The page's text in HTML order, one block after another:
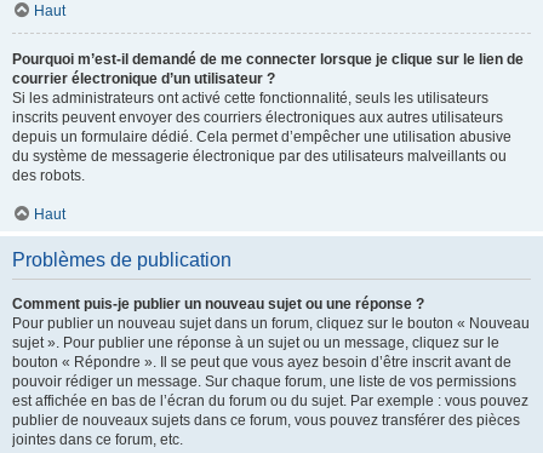
Haut
Pourquoi m’est-il demandé de me connecter lorsque je clique sur le lien de
courrier électronique d’un utilisateur ?
Si les administrateurs ont activé cette fonctionnalité, seuls les utilisateurs
inscrits peuvent envoyer des courriers électroniques aux autres utilisateurs
depuis un formulaire dédié. Cela permet d’empêcher une utilisation abusive
du système de messagerie électronique par des utilisateurs malveillants ou
des robots.
Haut
Problèmes de publication
Comment puis-je publier un nouveau sujet ou une réponse ?
Pour publier un nouveau sujet dans un forum, cliquez sur le bouton « Nouveau
sujet ». Pour publier une réponse à un sujet ou un message, cliquez sur le
bouton « Répondre ». Il se peut que vous ayez besoin d’être inscrit avant de
pouvoir rédiger un message. Sur chaque forum, une liste de vos permissions
est affichée en bas de l’écran du forum ou du sujet. Par exemple : vous pouvez
publier de nouveaux sujets dans ce forum, vous pouvez transférer des pièces
jointes dans ce forum, etc.